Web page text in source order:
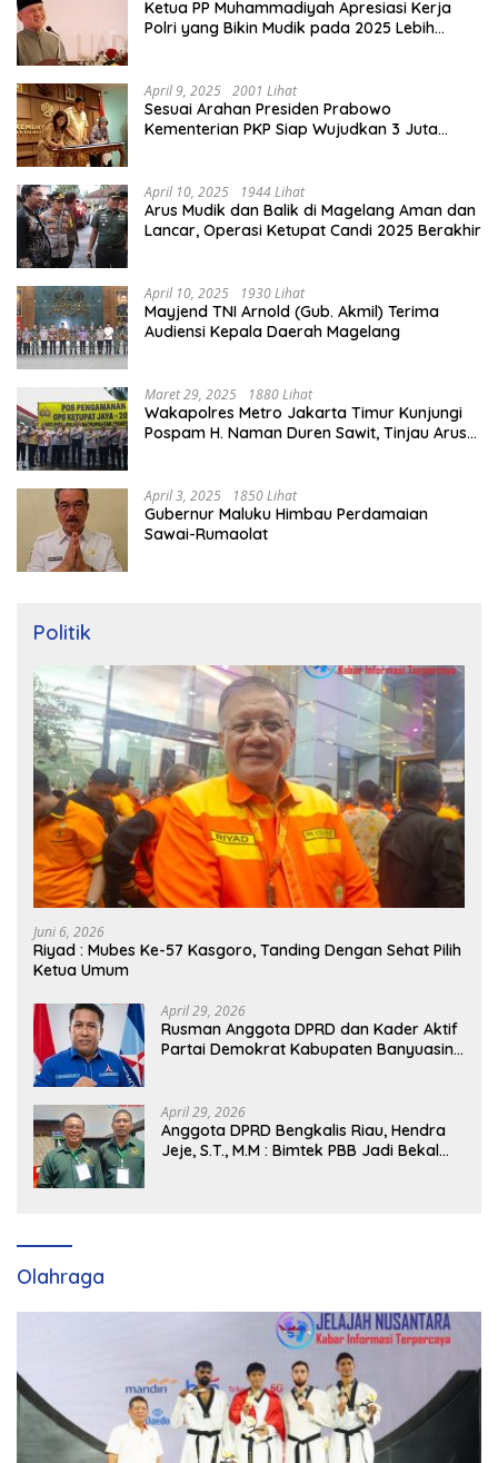
Ketua PP Muhammadiyah Apresiasi Kerja
Polri yang Bikin Mudik pada 2025 Lebih
April 9, 2025 2001 Lihat
Sesuai Arahan Presiden Prabowo
Kementerian PKP Siap Wujudkan 3 Juta
April 10, 2025 1944 Lihat
Arus Mudik dan Balik di Magelang Aman dan
Lancar, Operasi Ketupat Candi 2025 Berakhir
April 10, 2025 1930 Lihat
Mayjend TNI Arnold (Gub. Akmil) Terima
Audiensi Kepala Daerah Magelang
Maret 29, 2025 1880 Lihat
Wakapolres Metro Jakarta Timur Kunjungi
Pospam H. Naman Duren Sawit, Tinjau Arus
April 3, 2025 1850 Lihat
Gubernur Maluku Himbau Perdamaian
Sawai-Rumaolat
Politik
Juni 6, 2026
Riyad : Mubes Ke-57 Kasgoro, Tanding Dengan Sehat Pilih
Ketua Umum
April 29, 2026
Rusman Anggota DPRD dan Kader Aktif
Partai Demokrat Kabupaten Banyuasin
April 29, 2026
Anggota DPRD Bengkalis Riau, Hendra
Jeje, S.T., M.M : Bimtek PBB Jadi Bekal
Olahraga